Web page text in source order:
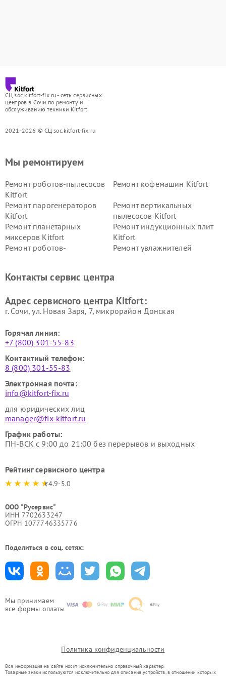
СЦ soc.kitfort-fix.ru - сеть сервисных
центров в Сочи по ремонту и
обслуживанию техники Kitfort
2021-2026 © СЦ soc.kitfort-fix.ru
Мы принимаем
все формы оплаты
Мы ремонтируем
Ремонт роботов-пылесосов
Kitfort
Ремонт кофемашин Kitfort
Ремонт парогенераторов
Kitfort
Ремонт вертикальных
пылесосов Kitfort
Ремонт планетарных
миксеров Kitfort
Ремонт индукционных плит
Kitfort
Ремонт роботов-
Ремонт увлажнителей
Kitfort
Kitfort
Kitfort
Kitfort
Контакты сервис центра
Адрес сервисного центра Kitfort:
г. Сочи, ул. Новая Заря, 7, микрорайон Донская
Горячая линия:
+7 (800) 301-55-83
Контактный телефон:
8 (800) 301-55-83
Электронная почта:
info@kitfort-fix.ru
для юридических лиц
manager@fix-kitfort.ru
График работы:
ПН-ВСК с 9:00 до 21:00 без перерывов и выходных
Рейтинг сервисного центра
4.9-5.0
ООО "Русервис"
ИНН 7702633247
ОГРН 1077746335776
Поделиться в соц. сетях:
Политика конфиденциальности
Вся информация на сайте носит исключительно справочный характер.
Товарные знаки используются исключительно для описания устройств, в отношении которых